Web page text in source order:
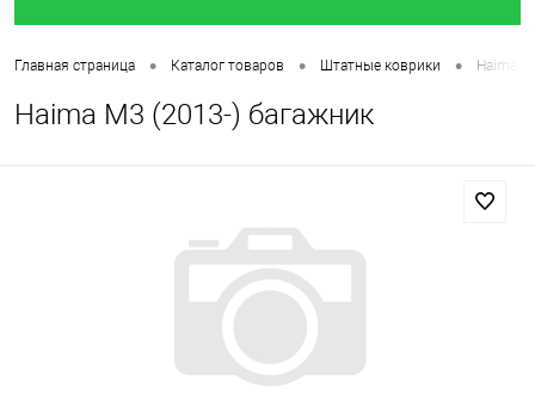
Главная страница • Каталог товаров • Штатные коврики • Haima
Haima M3 (2013-) багажник